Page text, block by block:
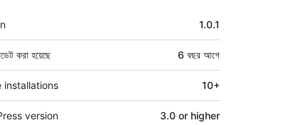
1.0.1
করা হয়েছে 6 বছর আগে
installations 10+
version 3.0 or higher